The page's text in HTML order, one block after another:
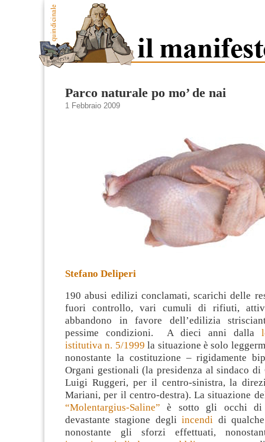
Parco naturale po mo’ de nai
1 Febbraio 2009
Stefano Deliperi
190 abusi edilizi conclamati, scarichi delle
fuori controllo, vari cumuli di rifiuti,
abbandono in favore dell’edilizia
pessime condizioni. A dieci anni dalla
istitutiva n. 5/1999 la situazione è solo
nonostante la costituzione – rigidamente
Organi gestionali (la presidenza al sindaco di
Luigi Ruggeri, per il centro-sinistra, la
Mariani, per il centro-destra). La situazione
“Molentargius-Saline” è sotto gli occhi
devastante stagione degliincendi di
nonostante gli sforzi effettuati,